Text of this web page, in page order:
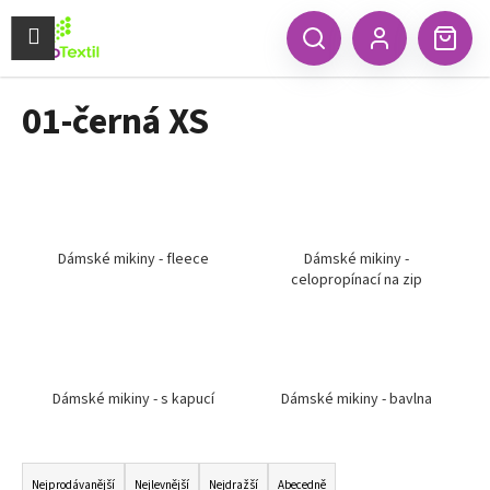
obsah
HledatPřihlášení
Menu
01-černá XS
Dámské mikiny - fleece
Dámské mikiny -
celopropínací na zip
Dámské mikiny - s kapucí Dámské mikiny - bavlna
Ř
Nejprodávanější Nejlevnější Nejdražší Abecedně
K
š Zpět
Zpět
C
e